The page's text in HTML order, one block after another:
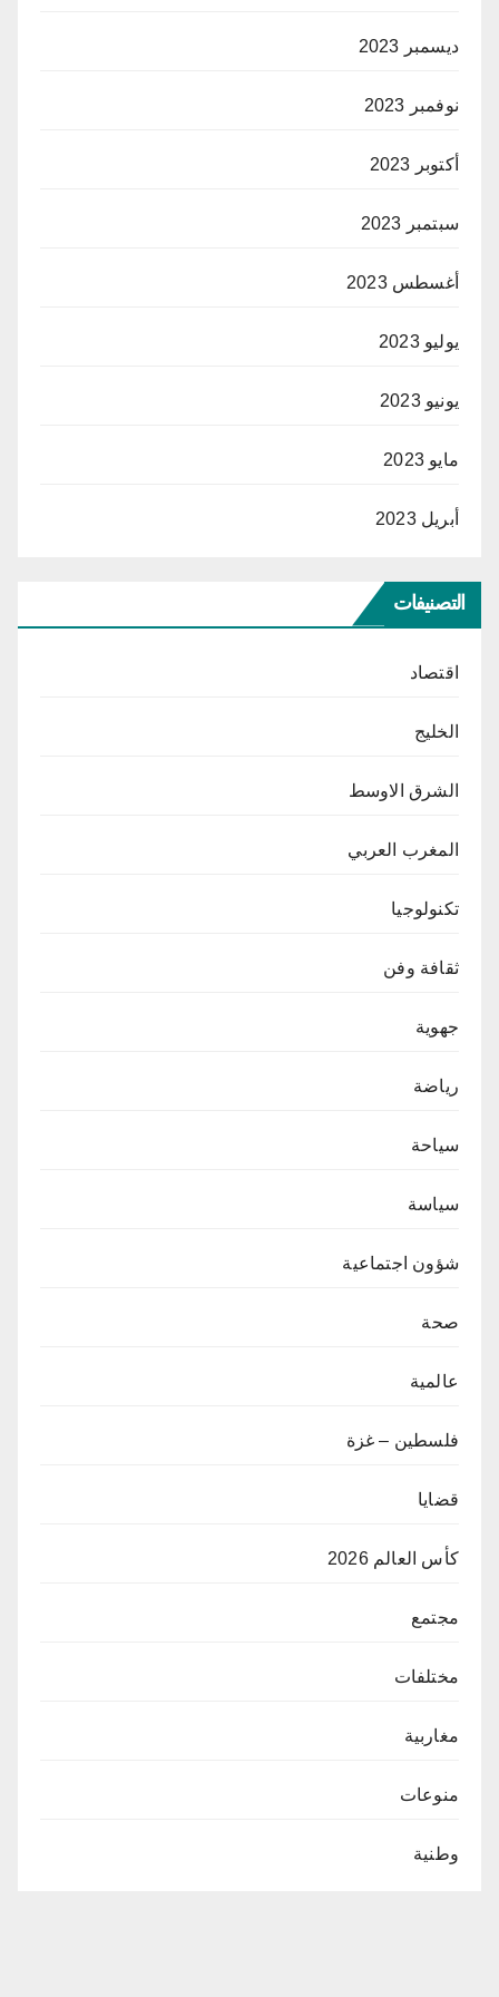
ديسمبر 2023
نوفمبر 2023
أكتوبر 2023
سبتمبر 2023
أغسطس 2023
يوليو 2023
يونيو 2023
مايو 2023
أبريل 2023
التصنيفات
اقتصاد
الخليج
الشرق الاوسط
المغرب العربي
تكنولوجيا
ثقافة وفن
جهوية
رياضة
سياحة
سياسة
شؤون اجتماعية
صحة
عالمية
فلسطين – غزة
قضايا
كأس العالم 2026
مجتمع
مختلفات
مغاربية
منوعات
وطنية